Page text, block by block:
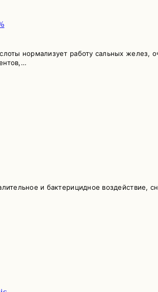
нормализует работу сальных желез,
и бактерицидное